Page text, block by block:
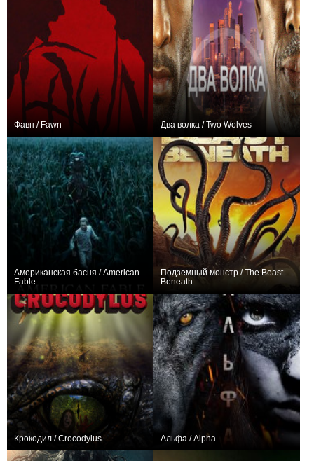
Фавн / Fawn Два волка / Two Wolves
Американская басня / American
Fable
Подземный монстр / The Beast
Beneath
Крокодил / Crocodylus Альфа / Alpha